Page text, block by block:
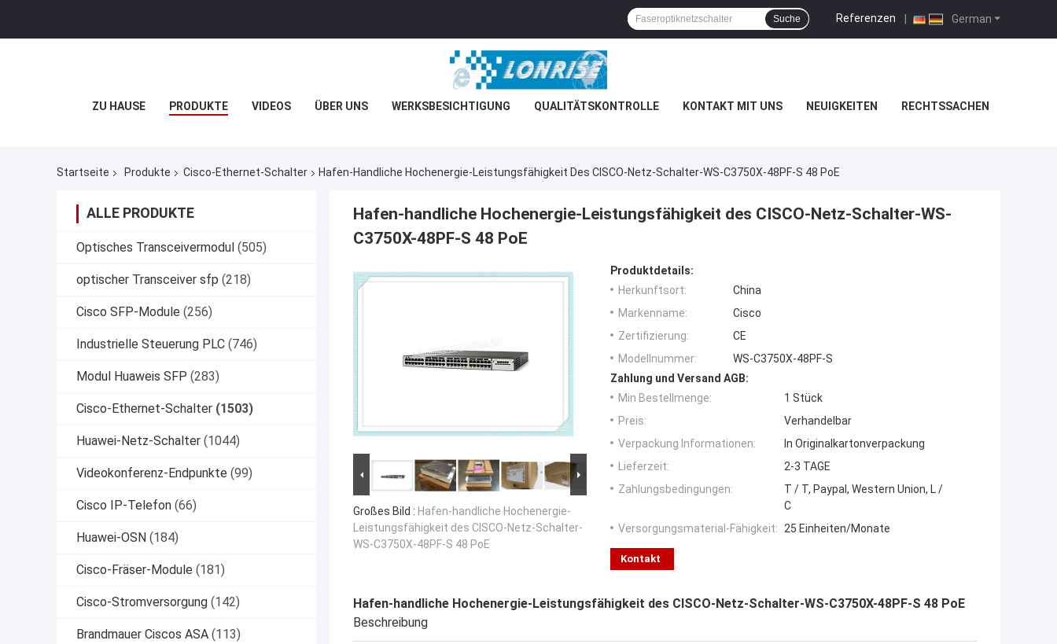
German
Referenzen |
Suche
ZU HAUSE PRODUKTE VIDEOS ÜBER UNS WERKSBESICHTIGUNG QUALITÄTSKONTROLLE KONTAKT MIT UNS NEUIGKEITEN RECHTSSACHEN
Startseite Produkte Cisco-Ethernet-Schalter Hafen-Handliche Hochenergie-Leistungsfähigkeit Des CISCO-Netz-Schalter-WS-C3750X-48PF-S 48 PoE
ALLE PRODUKTE
Optisches Transceivermodul (505)
optischer Transceiver sfp (218)
Cisco SFP-Module (256)
Industrielle Steuerung PLC (746)
Modul Huaweis SFP (283)
Cisco-Ethernet-Schalter (1503)
Huawei-Netz-Schalter (1044)
Videokonferenz-Endpunkte (99)
Cisco IP-Telefon (66)
Huawei-OSN (184)
Cisco-Fräser-Module (181)
Cisco-Stromversorgung (142)
Brandmauer Ciscos ASA (113)
Hafen-handliche Hochenergie-Leistungsfähigkeit des CISCO-Netz-Schalter-WS-
C3750X-48PF-S 48 PoE
Großes Bild : Hafen-handliche Hochenergie-
Leistungsfähigkeit des CISCO-Netz-Schalter-
WS-C3750X-48PF-S 48 PoE
Produktdetails:
Herkunftsort:
China
Markenname:
Cisco
Zertifizierung:
CE
Modellnummer:
WS-C3750X-48PF-S
Zahlung und Versand AGB:
Min Bestellmenge:
1 Stück
Preis:
Verhandelbar
Verpackung Informationen:
In Originalkartonverpackung
Lieferzeit:
2-3 TAGE
Zahlungsbedingungen:
T / T, Paypal, Western Union, L /
C
Versorgungsmaterial-Fähigkeit: 25 Einheiten/Monate
Kontakt
Hafen-handliche Hochenergie-Leistungsfähigkeit des CISCO-Netz-Schalter-WS-C3750X-48PF-S 48 PoE
Beschreibung